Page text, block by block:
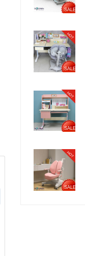
SALE
HOT
SALE
HOT
SALE
HOT
SALE